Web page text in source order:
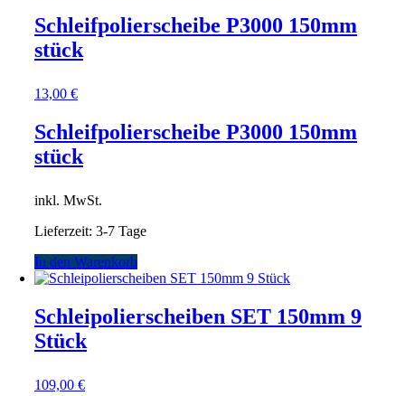
Schleifpolierscheibe P3000 150mm
stück
13,00 €
Schleifpolierscheibe P3000 150mm
stück
inkl. MwSt.
Lieferzeit: 3-7 Tage
In den Warenkorb
Schleipolierscheiben SET 150mm 9
Stück
109,00 €